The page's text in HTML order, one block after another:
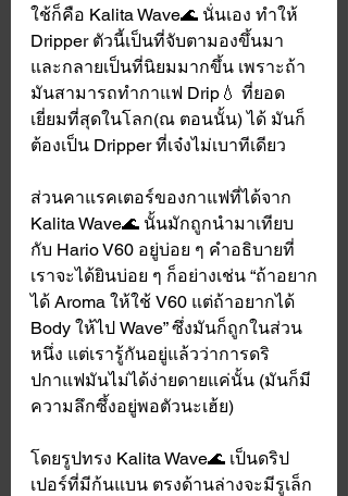
ใช้ก็คือ Kalita Wave🌊 นั่นเอง ทำให้
Dripper ตัวนี้เป็นที่จับตามองขึ้นมา
และกลายเป็นที่นิยมมากขึ้น เพราะถ้า
มันสามารถทำกาแฟ Drip💧 ที่ยอด
เยี่ยมที่สุดในโลก(ณ ตอนนั้น) ได้ มันก็
ต้องเป็น Dripper ที่เจ๋งไม่เบาทีเดียว
ส่วนคาแรคเตอร์ของกาแฟที่ได้จาก
Kalita Wave🌊 นั้นมักถูกนำมาเทียบ
กับ Hario V60 อยู่บ่อย ๆ คำอธิบายที่
เราจะได้ยินบ่อย ๆ ก็อย่างเช่น “ถ้าอยาก
ได้ Aroma ให้ใช้ V60 แต่ถ้าอยากได้
Body ให้ไป Wave” ซึ่งมันก็ถูกในส่วน
หนึ่ง แต่เรารู้กันอยู่แล้วว่าการดริ
ปกาแฟมันไม่ได้ง่ายดายแค่นั้น (มันก็มี
ความลึกซึ้งอยู่พอตัวนะเฮ้ย)
โดยรูปทรง Kalita Wave🌊 เป็นดริป
เปอร์ที่มีก้นแบน ตรงด้านล่างจะมีรูเล็ก